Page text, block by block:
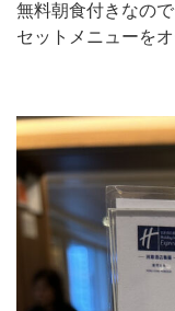
無料朝食付きなので
セットメニューを